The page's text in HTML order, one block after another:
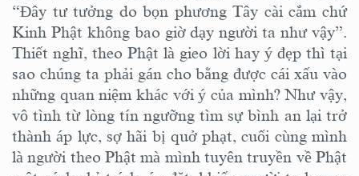
“Đây tư tưởng do bọn phương Tây cài cắm chứ
Kinh Phật không bao giờ dạy người ta như vậy”.
Thiết nghĩ, theo Phật là gieo lời hay ý đẹp thì tại
sao chúng ta phải gán cho bằng được cái xấu vào
những quan niệm khác với ý của mình? Như vậy,
vô tình từ lòng tín ngưỡng tìm sự bình an lại trở
thành áp lực, sợ hãi bị quở phạt,cuối cùng mình
là người theo Phật mà mình tuyên truyền về Phật